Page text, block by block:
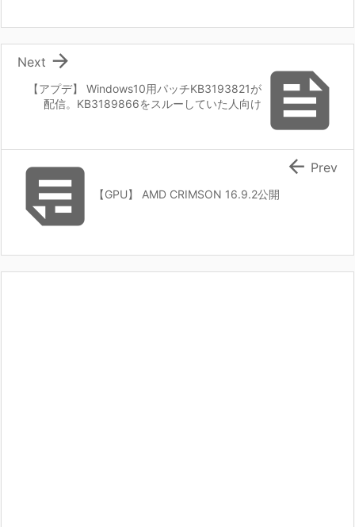

【アプデ】 Windows10用パッチKB3193821が
配信。KB3189866をスルーしていた人向け

Next
 【GPU】 AMD CRIMSON 16.9.2公開
 Prev